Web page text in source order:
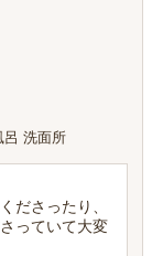
呂 洗面所
ださったり、
っていて大変